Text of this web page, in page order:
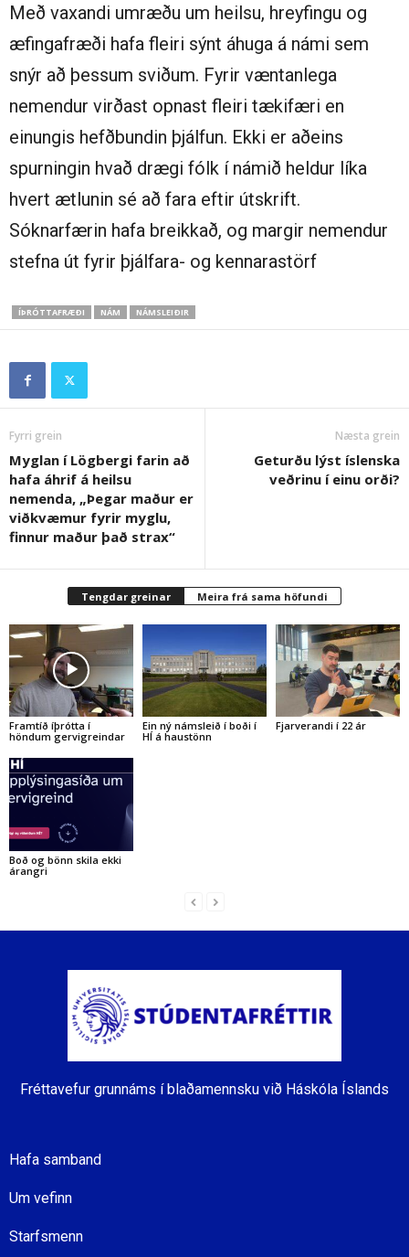
Með vaxandi umræðu um heilsu, hreyfingu og
æfingafræði hafa fleiri sýnt áhuga á námi sem
snýr að þessum sviðum. Fyrir væntanlega
nemendur virðast opnast fleiri tækifæri en
einungis hefðbundin þjálfun. Ekki er aðeins
spurningin hvað drægi fólk í námið heldur líka
hvert ætlunin sé að fara eftir útskrift.
Sóknarfærin hafa breikkað, og margir nemendur
stefna út fyrir þjálfara- og kennarastörf
ÍÞRÓTTAFRÆÐI NÁM NÁMSLEIÐIR
Fyrri grein
Myglan í Lögbergi farin að
hafa áhrif á heilsu
nemenda, „Þegar maður er
viðkvæmur fyrir myglu,
finnur maður það strax“
Næsta grein
Geturðu lýst íslenska
veðrinu í einu orði?
Tengdar greinar Meira frá sama höfundi
Framtíð íþrótta í
höndum gervigreindar
Ein ný námsleið í boði í
HÍ á haustönn
Fjarverandi í 22 ár
Boð og bönn skila ekki
árangri
Fréttavefur grunnáms í blaðamennsku við Háskóla Íslands
Hafa samband
Um vefinn
Starfsmenn